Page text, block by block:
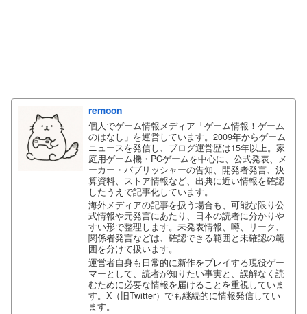
remoon
個人でゲーム情報メディア「ゲーム情報！ゲーム
のはなし」を運営しています。2009年からゲーム
ニュースを発信し、ブログ運営歴は15年以上。家
庭用ゲーム機・PCゲームを中心に、公式発表、メ
ーカー・パブリッシャーの告知、開発者発言、決
算資料、ストア情報など、出典に近い情報を確認
したうえで記事化しています。
海外メディアの記事を扱う場合も、可能な限り公
式情報や元発言にあたり、日本の読者に分かりや
すい形で整理します。未発表情報、噂、リーク、
関係者発言などは、確認できる範囲と未確認の範
囲を分けて扱います。
運営者自身も日常的に新作をプレイする現役ゲー
マーとして、読者が知りたい事実と、誤解なく読
むために必要な情報を届けることを重視していま
す。X（旧Twitter）でも継続的に情報発信してい
ます。